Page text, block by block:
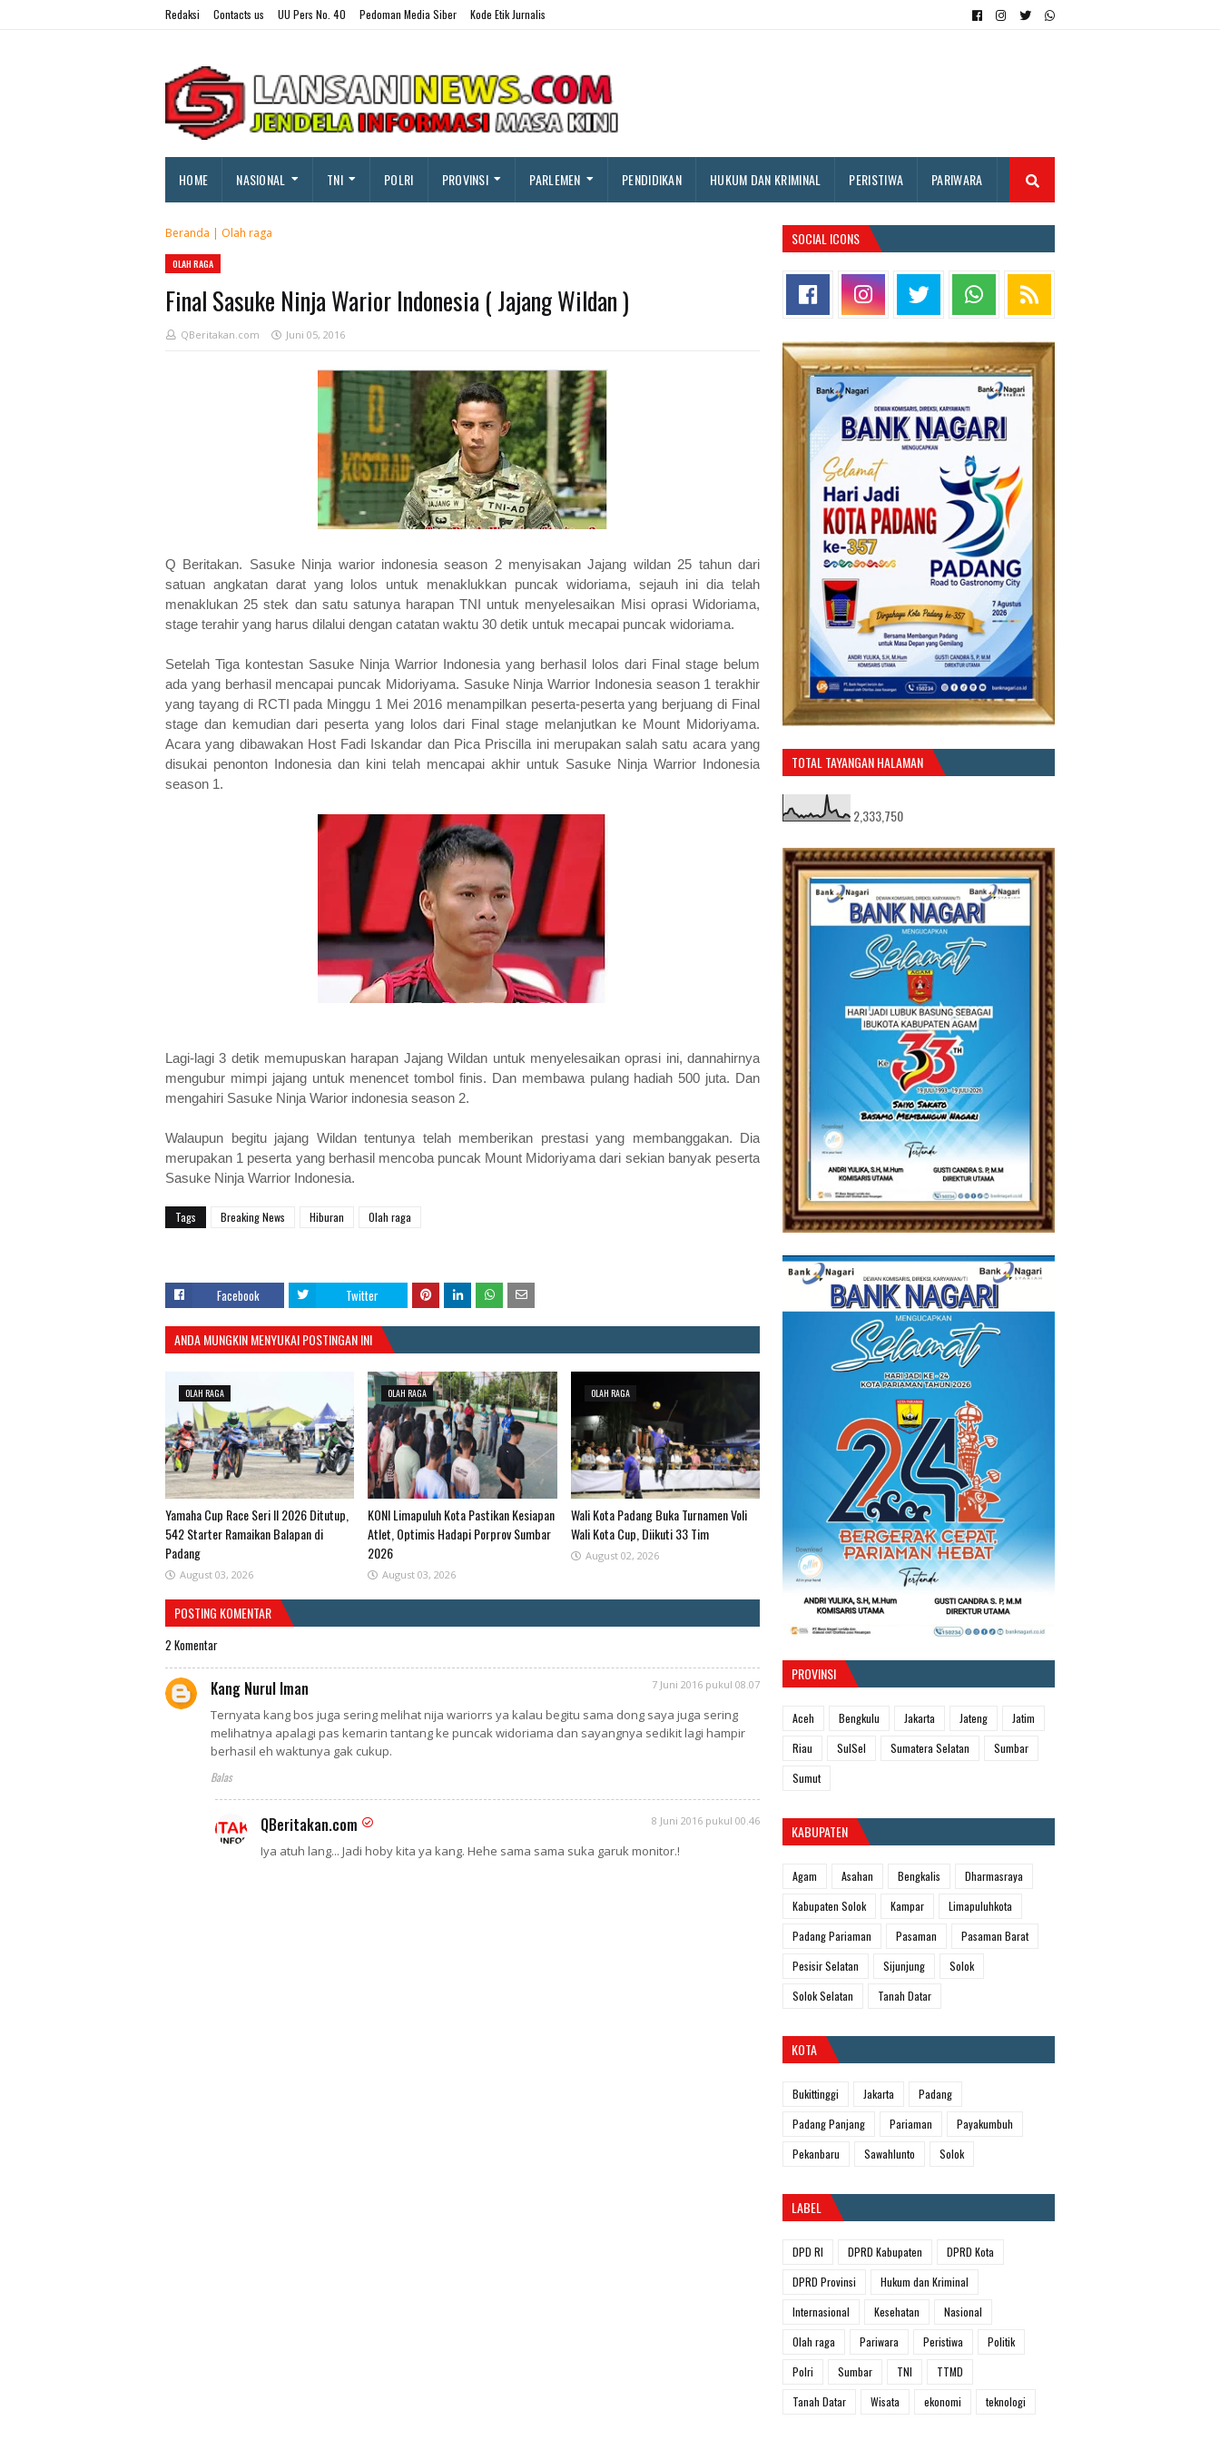
Redaksi Contacts us UU Pers No. 40 Pedoman Media Siber Kode Etik Jurnalis
HOME NASIONAL TNI POLRI PROVINSI PARLEMEN PENDIDIKAN HUKUM DAN KRIMINAL PERISTIWA PARIWARA
Beranda | Olah raga
OLAH RAGA
Final Sasuke Ninja Warior Indonesia ( Jajang Wildan )
QBeritakan.com Juni 05, 2016
Q Beritakan. Sasuke Ninja warior indonesia season 2 menyisakan Jajang wildan 25 tahun dari
satuan angkatan darat yang lolos untuk menaklukkan puncak widoriama, sejauh ini dia telah
menaklukan 25 stek dan satu satunya harapan TNI untuk menyelesaikan Misi oprasi Widoriama,
stage terahir yang harus dilalui dengan catatan waktu 30 detik untuk mecapai puncak widoriama.
Setelah Tiga kontestan Sasuke Ninja Warrior Indonesia yang berhasil lolos dari Final stage belum
ada yang berhasil mencapai puncak Midoriyama. Sasuke Ninja Warrior Indonesia season 1 terakhir
yang tayang di RCTI pada Minggu 1 Mei 2016 menampilkan peserta-peserta yang berjuang di Final
stage dan kemudian dari peserta yang lolos dari Final stage melanjutkan ke Mount Midoriyama.
Acara yang dibawakan Host Fadi Iskandar dan Pica Priscilla ini merupakan salah satu acara yang
disukai penonton Indonesia dan kini telah mencapai akhir untuk Sasuke Ninja Warrior Indonesia
season 1.
Lagi-lagi 3 detik memupuskan harapan Jajang Wildan untuk menyelesaikan oprasi ini, dannahirnya
mengubur mimpi jajang untuk menencet tombol finis. Dan membawa pulang hadiah 500 juta. Dan
mengahiri Sasuke Ninja Warior indonesia season 2.
Walaupun begitu jajang Wildan tentunya telah memberikan prestasi yang membanggakan. Dia
merupakan 1 peserta yang berhasil mencoba puncak Mount Midoriyama dari sekian banyak peserta
Sasuke Ninja Warrior Indonesia.
Tags Breaking News Hiburan Olah raga
Facebook Twitter
ANDA MUNGKIN MENYUKAI POSTINGAN INI
OLAH RAGA
Yamaha Cup Race Seri II 2026 Ditutup,
542 Starter Ramaikan Balapan di
Padang
August 03, 2026
OLAH RAGA
KONI Limapuluh Kota Pastikan Kesiapan
Atlet, Optimis Hadapi Porprov Sumbar
2026
August 03, 2026
OLAH RAGA
Wali Kota Padang Buka Turnamen Voli
Wali Kota Cup, Diikuti 33 Tim
August 02, 2026
POSTING KOMENTAR
2 Komentar
Kang Nurul Iman 7 Juni 2016 pukul 08.07
Ternyata kang bos juga sering melihat nija wariorrs ya kalau begitu sama dong saya juga sering
melihatnya apalagi pas kemarin tantang ke puncak widoriama dan sayangnya sedikit lagi hampir
berhasil eh waktunya gak cukup.
Balas
QBeritakan.com 8 Juni 2016 pukul 00.46
Iya atuh lang... Jadi hoby kita ya kang. Hehe sama sama suka garuk monitor.!
SOCIAL ICONS
TOTAL TAYANGAN HALAMAN
2,333,750
PROVINSI
Aceh Bengkulu Jakarta Jateng
Jatim
Riau
SulSel Sumatera Selatan
Sumbar
Sumut
KABUPATEN
Agam Asahan Bengkalis
Dharmasraya
Kabupaten Solok
Kampar
Limapuluhkota
Padang Pariaman
Pasaman
Pasaman Barat
Pesisir Selatan
Sijunjung
Solok
Solok Selatan
Tanah Datar
KOTA
Bukittinggi Jakarta
Padang
Padang Panjang
Pariaman
Payakumbuh
Pekanbaru
Sawahlunto Solok
LABEL
DPD RI DPRD Kabupaten
DPRD Kota
DPRD Provinsi
Hukum dan Kriminal
Internasional
Kesehatan
Nasional
Olah raga
Pariwara Peristiwa
Politik
Polri
Sumbar TNI
TTMD
Tanah Datar
Wisata ekonomi teknologi